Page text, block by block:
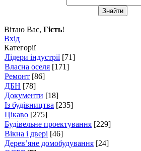
Вітаю Вас, Гість!
Вхід
Категорії
Лідери індустрії [71]
Власна оселя [171]
Ремонт [86]
ДБН [78]
Документи [18]
Із будівництва [235]
Цікаво [275]
Будівельне проектування [229]
Вікна і двері [46]
Дерев’яне домобудування [24]